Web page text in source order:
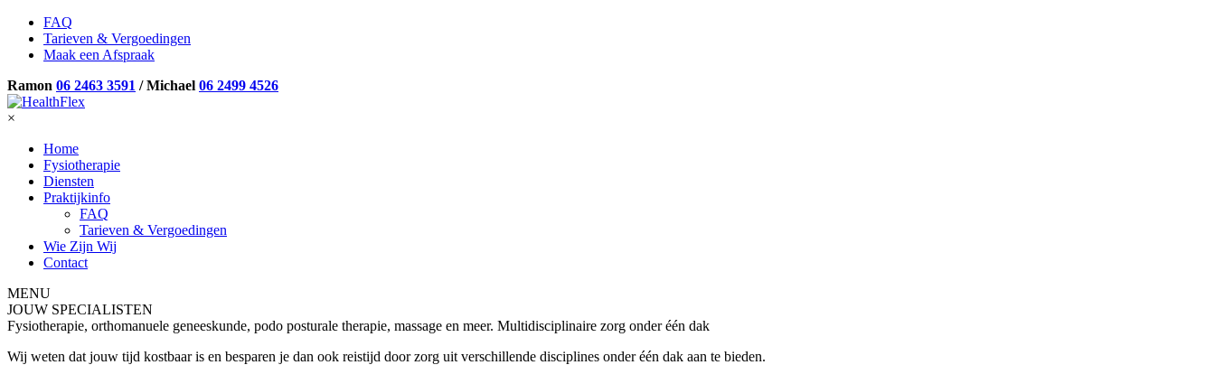
FAQ
Tarieven & Vergoedingen
Maak een Afspraak
Ramon 06 2463 3591 / Michael 06 2499 4526
×
Home
Fysiotherapie
Diensten
Praktijkinfo
FAQ
Tarieven & Vergoedingen
Wie Zijn Wij
Contact
MENU
JOUW SPECIALISTEN
Fysiotherapie, orthomanuele geneeskunde, podo posturale therapie, massage en meer. Multidisciplinaire zorg onder één dak
Wij weten dat jouw tijd kostbaar is en besparen je dan ook reistijd door zorg uit verschillende disciplines onder één dak aan te bieden.